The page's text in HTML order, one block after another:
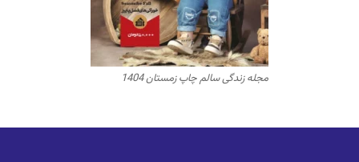
مجله زندگی سالم چاپ زمستان 1404